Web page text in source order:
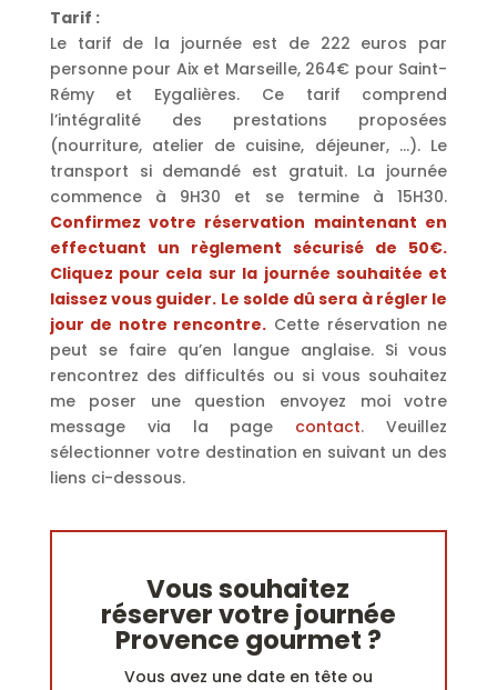
Tarif :
Le tarif de la journée est de 222 euros par
personne pour Aix et Marseille, 264€ pour Saint-
Rémy et Eygalières. Ce tarif comprend
l’intégralité des prestations proposées
(nourriture, atelier de cuisine, déjeuner, …). Le
transport si demandé est gratuit. La journée
commence à 9H30 et se termine à 15H30.
Confirmez votre réservation maintenant en
effectuant un règlement sécurisé de 50€.
Cliquez pour cela sur la journée souhaitée et
laissez vous guider. Le solde dû sera à régler le
jour de notre rencontre. Cette réservation ne
peut se faire qu’en langue anglaise. Si vous
rencontrez des difficultés ou si vous souhaitez
me poser une question envoyez moi votre
message via la page contact. Veuillez
sélectionner votre destination en suivant un des
liens ci-dessous.
Vous souhaitez
réserver votre journée
Provence gourmet ?
Vous avez une date en tête ou